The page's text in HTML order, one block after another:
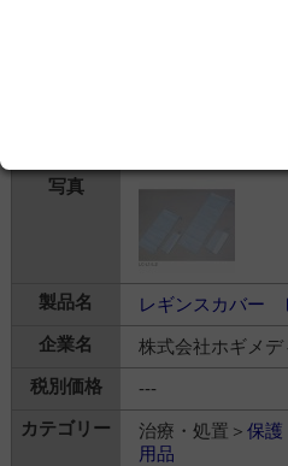
レギンスカバー
株式会社ホギメデ
---
治療・処置＞ 保護
用品